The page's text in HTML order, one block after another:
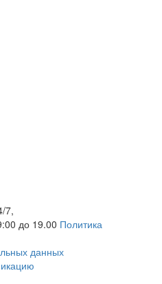
7,
до 19.00 Политика
данных